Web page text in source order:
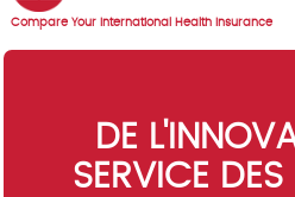
Compare Your International Health Insurance
DE
SERVICE